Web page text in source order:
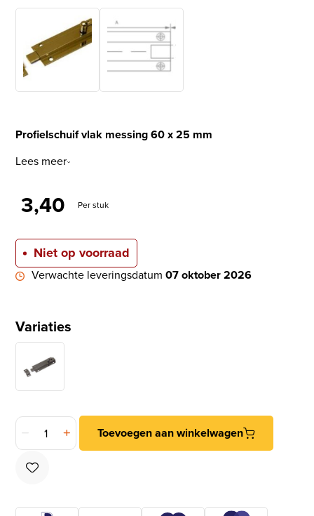
Profielschuif vlak messing 60 x 25 mm
Lees meer
3,40 Per stuk
Niet op voorraad
Verwachte leveringsdatum07 oktober 2026
Variaties
DX Profielschuif vlak messing 60 x 25 mm aantal
Toevoegen aan winkelwagen